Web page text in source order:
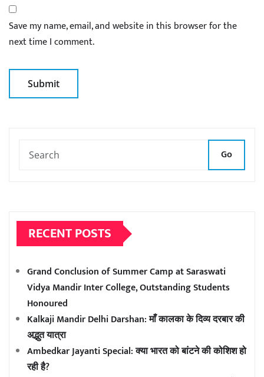
Save my name, email, and website in this browser for the
next time I comment.
Go
RECENT POSTS
Grand Conclusion of Summer Camp at Saraswati
Vidya Mandir Inter College, Outstanding Students
Honoured
Kalkaji Mandir Delhi Darshan: माँ कालका के दिव्य दरबार की
अद्भुत यात्रा
Ambedkar Jayanti Special: क्या भारत को बांटने की कोशिश हो
रही है?